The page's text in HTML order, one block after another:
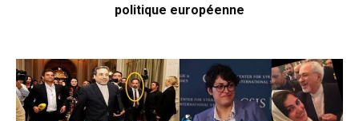
politique européenne